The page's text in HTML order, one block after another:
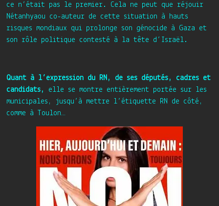
ce n’était pas le premier. Cela ne peut que réjouir
Nétanhyaou co-auteur de cette situation à hauts
risques mondiaux qui prolonge son génocide à Gaza et
son rôle politique contesté à la tête d’Israël.
Quant à l’expression du RN, de ses députés, cadres et
candidats,
elle se montre entièrement portée sur les
municipales, jusqu’à mettre l’étiquette RN de côté,
comme à Toulon…